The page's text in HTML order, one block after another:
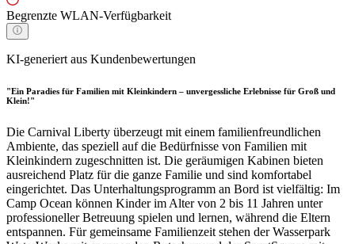
Begrenzte WLAN-Verfügbarkeit
KI-generiert aus Kundenbewertungen
"Ein Paradies für Familien mit Kleinkindern – unvergessliche Erlebnisse für Groß und
Klein!"
Die Carnival Liberty überzeugt mit einem familienfreundlichen
Ambiente, das speziell auf die Bedürfnisse von Familien mit
Kleinkindern zugeschnitten ist. Die geräumigen Kabinen bieten
ausreichend Platz für die ganze Familie und sind komfortabel
eingerichtet. Das Unterhaltungsprogramm an Bord ist vielfältig: Im
Camp Ocean können Kinder im Alter von 2 bis 11 Jahren unter
professioneller Betreuung spielen und lernen, während die Eltern
entspannen. Für gemeinsame Familienzeit stehen der Wasserpark